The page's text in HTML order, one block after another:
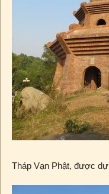
Tháp Vạn Phật, được